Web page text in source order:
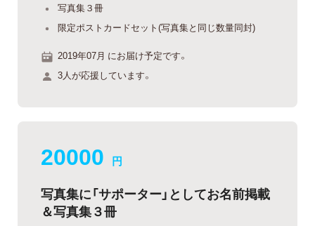
写真集３冊
限定ポストカードセット(写真集と同じ数量同封)
2019年07月 にお届け予定です。
3人が応援しています。
20000 円
写真集に「サポーター」としてお名前掲載
＆写真集３冊